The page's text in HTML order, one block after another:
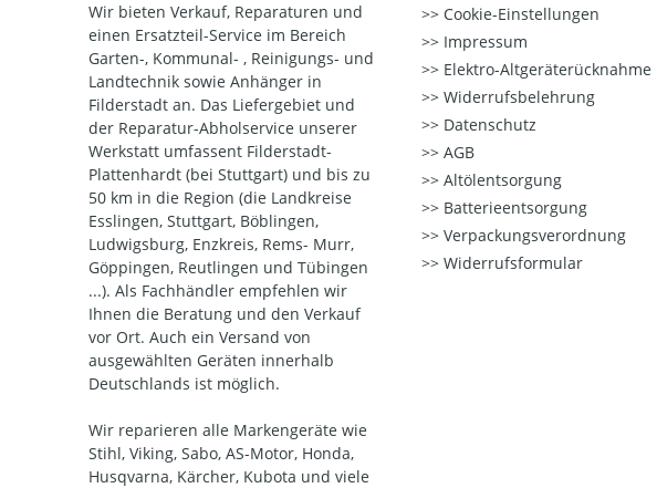
Wir bieten Verkauf, Reparaturen und
einen Ersatzteil-Service im Bereich
Garten-, Kommunal- , Reinigungs- und
Landtechnik sowie Anhänger in
Filderstadt an. Das Liefergebiet und
der Reparatur-Abholservice unserer
Werkstatt umfassent Filderstadt-
Plattenhardt (bei Stuttgart) und bis zu
50 km in die Region (die Landkreise
Esslingen, Stuttgart, Böblingen,
Ludwigsburg, Enzkreis, Rems- Murr,
Göppingen, Reutlingen und Tübingen
...). Als Fachhändler empfehlen wir
Ihnen die Beratung und den Verkauf
vor Ort. Auch ein Versand von
ausgewählten Geräten innerhalb
Deutschlands ist möglich.
Wir reparieren alle Markengeräte wie
Stihl, Viking, Sabo, AS-Motor, Honda,
Husqvarna, Kärcher, Kubota und viele
Cookie-Einstellungen
Impressum
Elektro-Altgeräterücknahme
Widerrufsbelehrung
Datenschutz
AGB
Altölentsorgung
Batterieentsorgung
Verpackungsverordnung
Widerrufsformular